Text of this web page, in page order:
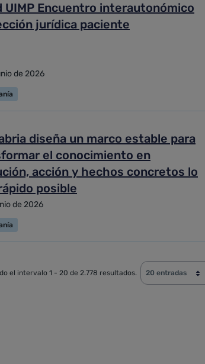
UIMP Encuentro interautonómico
jurídica paciente
de 2026
diseña un marco estable para
el conocimiento en
acción y hechos concretos lo
posible
de 2026
20 entradas
el intervalo 1 - 20 de 2.778 resultados.